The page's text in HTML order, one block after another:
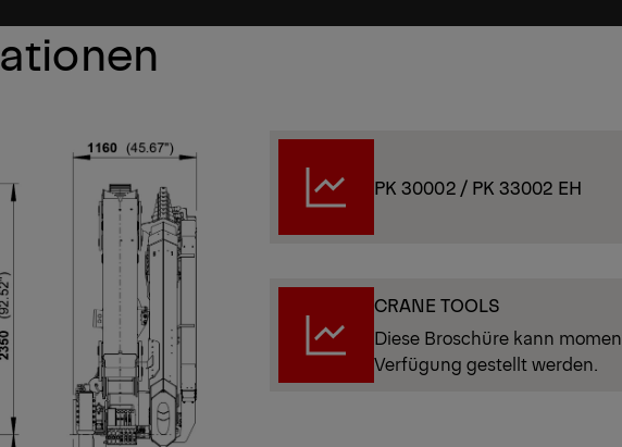
PK 30002 / PK 33002 EH
CRANE TOOLS
Diese Broschüre kann
Verfügung gestellt werden.